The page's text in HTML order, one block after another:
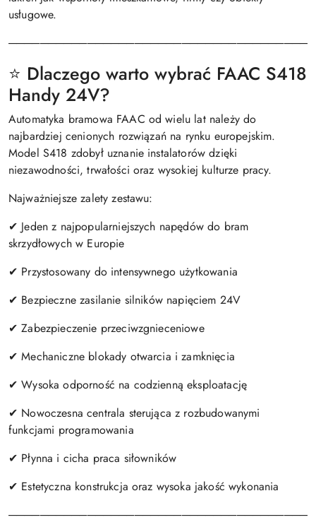
usługowe.
⭐ Dlaczego warto wybrać FAAC S418
Handy 24V?
Automatyka bramowa FAAC od wielu lat należy do
najbardziej cenionych rozwiązań na rynku europejskim.
Model S418 zdobył uznanie instalatorów dzięki
niezawodności, trwałości oraz wysokiej kulturze pracy.
Najważniejsze zalety zestawu:
✔ Jeden z najpopularniejszych napędów do bram
skrzydłowych w Europie
✔ Przystosowany do intensywnego użytkowania
✔ Bezpieczne zasilanie silników napięciem 24V
✔ Zabezpieczenie przeciwzgnieceniowe
✔ Mechaniczne blokady otwarcia i zamknięcia
✔ Wysoka odporność na codzienną eksploatację
✔ Nowoczesna centrala sterująca z rozbudowanymi
funkcjami programowania
✔ Płynna i cicha praca siłowników
✔ Estetyczna konstrukcja oraz wysoka jakość wykonania